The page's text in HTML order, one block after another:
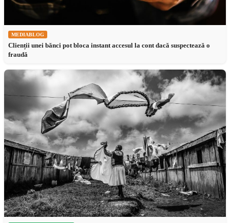
MEDIABLOG
Clienții unei bănci pot bloca instant accesul la cont dacă suspectează o
fraudă